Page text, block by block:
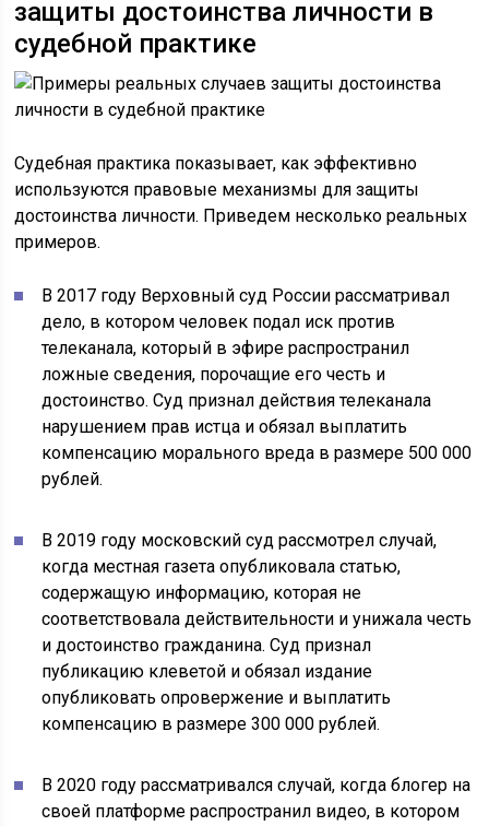
защиты достоинства личности в
судебной практике
Судебная практика показывает, как эффективно
используются правовые механизмы для защиты
достоинства личности. Приведем несколько реальных
примеров.
В 2017 году Верховный суд России рассматривал
дело, в котором человек подал иск против
телеканала, который в эфире распространил
ложные сведения, порочащие его честь и
достоинство. Суд признал действия телеканала
нарушением прав истца и обязал выплатить
компенсацию морального вреда в размере 500 000
рублей.
В 2019 году московский суд рассмотрел случай,
когда местная газета опубликовала статью,
содержащую информацию, которая не
соответствовала действительности и унижала честь
и достоинство гражданина. Суд признал
публикацию клеветой и обязал издание
опубликовать опровержение и выплатить
компенсацию в размере 300 000 рублей.
В 2020 году рассматривался случай, когда блогер на
своей платформе распространил видео, в котором